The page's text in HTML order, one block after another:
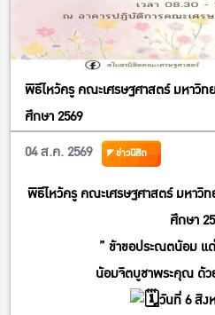
พิธีไหว้ครู คณะเศรษฐศาสตร์ มหาวิท
ศึกษา 2569
04 ส.ค. 2569
ข่าวนิสิต
พิธีไหว้ครู คณะเศรษฐศาสตร์ มหาวิท
ศึกษา
” ข้าขอประณตน้อม
น้อมจิตบูชาพระคุณ ด้ว
วันที่ 6 สิง